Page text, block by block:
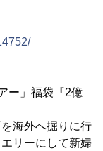
ー」福袋『2億
海外へ掘りに行
リーにして新婦